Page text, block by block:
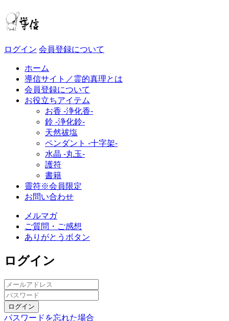
ログイン 会員登録について
ホーム
導信サイト／霊的真理とは
会員登録について
お役立ちアイテム
お香 ‐浄化香‐
鈴 ‐浄化鈴‐
天然祓塩
ペンダント -十字架-
水晶 -丸玉-
護符
書籍
靈符※会員限定
お問い合わせ
メルマガ
ご質問・ご感想
ありがとうボタン
ログイン
ログイン
パスワードを忘れた場合